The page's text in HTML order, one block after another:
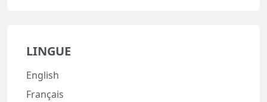
LINGUE
English
Français